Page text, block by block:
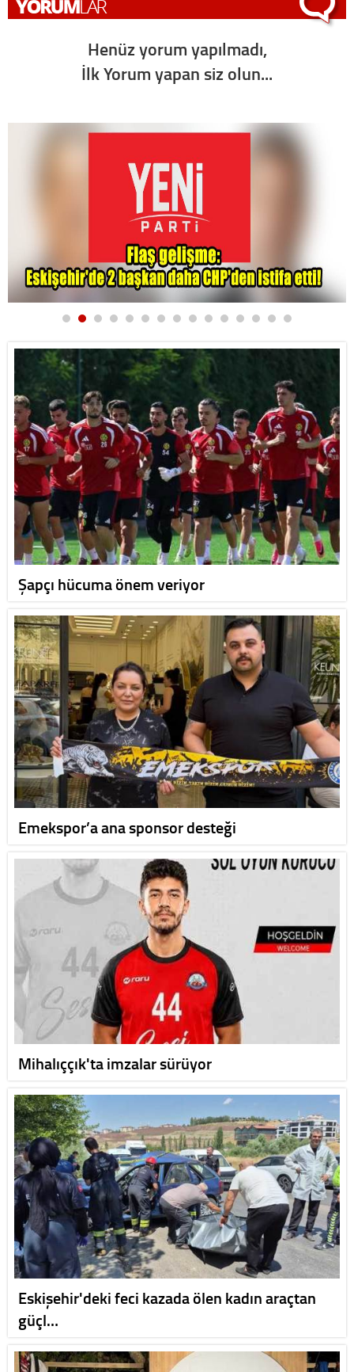
Henüz yorum yapılmadı,
İlk Yorum yapan siz olun...
Şapçı hücuma önem veriyor
Emekspor’a ana sponsor desteği
Mihalıççık'ta imzalar sürüyor
Eskişehir'deki feci kazada ölen kadın araçtan
güçl…